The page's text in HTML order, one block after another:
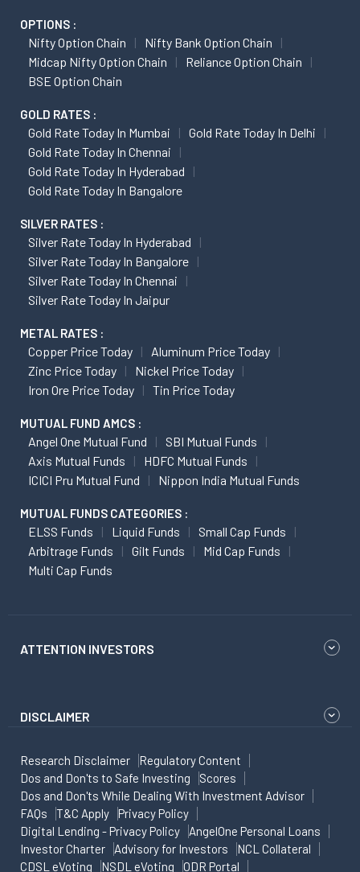
OPTIONS :
Nifty Option Chain
Nifty Bank Option Chain
Midcap Nifty Option Chain
Reliance Option Chain
BSE Option Chain
GOLD RATES :
Gold Rate Today In Mumbai
Gold Rate Today In Delhi
Gold Rate Today In Chennai
Gold Rate Today In Hyderabad
Gold Rate Today In Bangalore
SILVER RATES :
Silver Rate Today In Hyderabad
Silver Rate Today In Bangalore
Silver Rate Today In Chennai
Silver Rate Today In Jaipur
METAL RATES :
Copper Price Today
Aluminum Price Today
Zinc Price Today
Nickel Price Today
Iron Ore Price Today
Tin Price Today
MUTUAL FUND AMCS :
Angel One Mutual Fund
SBI Mutual Funds
Axis Mutual Funds
HDFC Mutual Funds
ICICI Pru Mutual Fund
Nippon India Mutual Funds
MUTUAL FUNDS CATEGORIES :
ELSS Funds Liquid Funds
Small Cap Funds
Arbitrage Funds
Gilt Funds
Mid Cap Funds
Multi Cap Funds
ATTENTION INVESTORS
DISCLAIMER
Research Disclaimer
Regulatory Content
Dos and Don'ts to Safe Investing
Scores
Dos and Don'ts While Dealing With Investment Advisor
FAQs
T&C Apply
Privacy Policy
Digital Lending - Privacy Policy
AngelOne Personal Loans
Investor Charter
Advisory for Investors
NCL Collateral
CDSL eVoting
NSDL eVoting ODR Portal